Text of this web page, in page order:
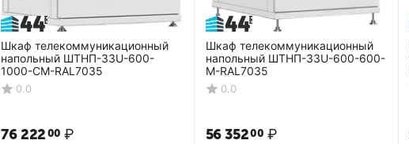
Шкаф телекоммуникационный
напольный ШТНП-33U-600-
1000-СМ-RAL7035
0.0
76 22200 ₽
Шкаф телекоммуникационный
напольный ШТНП-33U-600-600-
М-RAL7035
0.0
56 35200 ₽